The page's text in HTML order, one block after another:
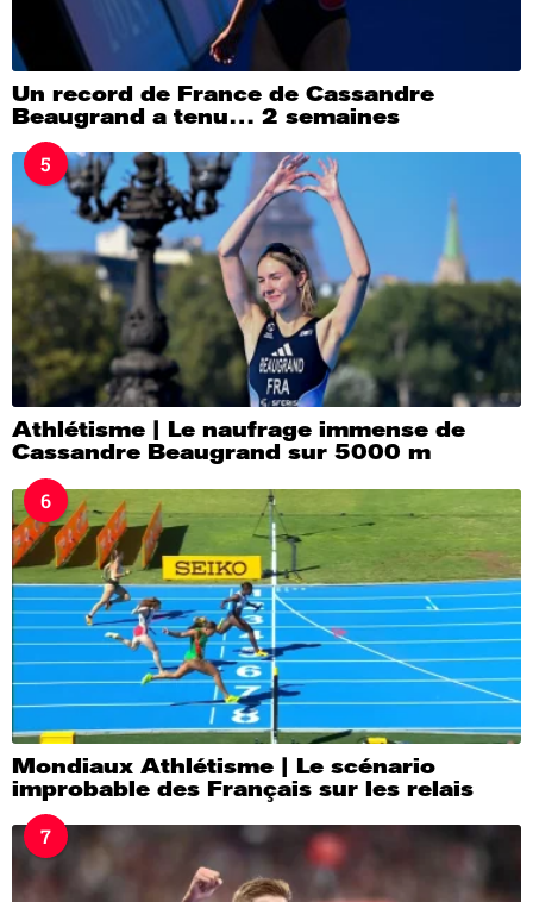
Un record de France de Cassandre
Beaugrand a tenu… 2 semaines
5
Athlétisme | Le naufrage immense de
Cassandre Beaugrand sur 5000 m
6
Mondiaux Athlétisme | Le scénario
improbable des Français sur les relais
7